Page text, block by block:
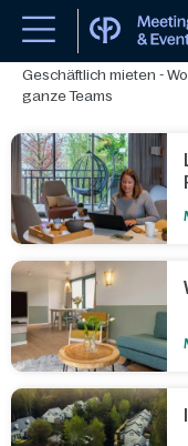
Langzeit-
Geschäftlich mieten -
ganze Teams